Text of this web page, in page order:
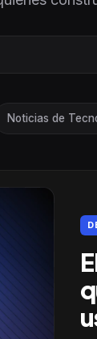
Noticias de